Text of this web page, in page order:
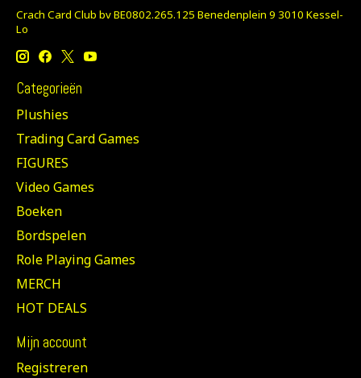
Crach Card Club bv BE0802.265.125 Benedenplein 9 3010 Kessel-
Lo
Categorieën
Plushies
Trading Card Games
FIGURES
Video Games
Boeken
Bordspelen
Role Playing Games
MERCH
HOT DEALS
Mijn account
Registreren